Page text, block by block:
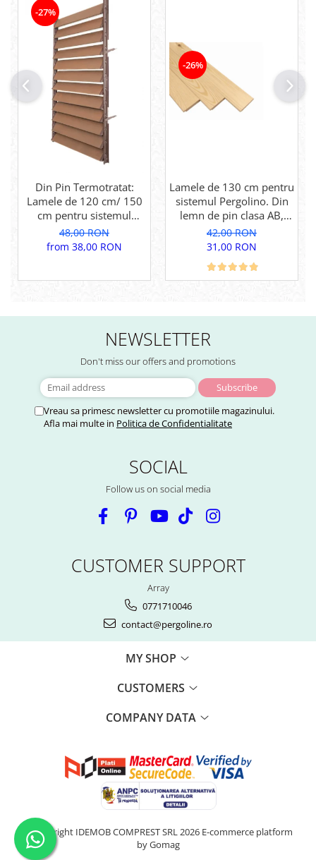
-27%
Din Pin Termotratat:
Lamele de 120 cm/ 150
cm pentru sistemul
Pergolino. Din lemn de
pin termotratat pentru
48,00 RON
from 38,00 RON
-26%
Lamele de 130 cm pentru
sistemul Pergolino. Din
lemn de pin clasa AB,
pentru inchidere
perfecta.
42,00 RON
31,00 RON
NEWSLETTER
Don't miss our offers and promotions
Vreau sa primesc newsletter cu promotiile magazinului.
Afla mai multe in Politica de Confidentialitate
SOCIAL
Follow us on social media
CUSTOMER SUPPORT
Array
0771710046
contact@pergoline.ro
MY SHOP
CUSTOMERS
COMPANY DATA
©Copyright IDEMOB COMPREST SRL 2026 E-commerce platform
by Gomag